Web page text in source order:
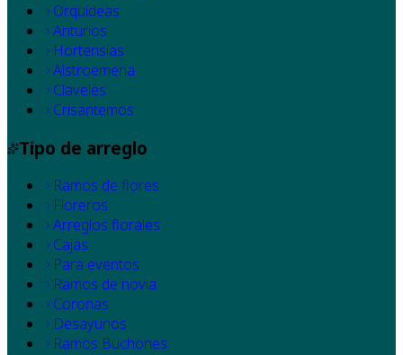
Orquídeas
Anturios
Hortensias
Alstroemeria
Claveles
Crisantemos
Tipo de arreglo
Ramos de flores
Floreros
Arreglos florales
Cajas
Para eventos
Ramos de novia
Coronas
Desayunos
Ramos Buchones